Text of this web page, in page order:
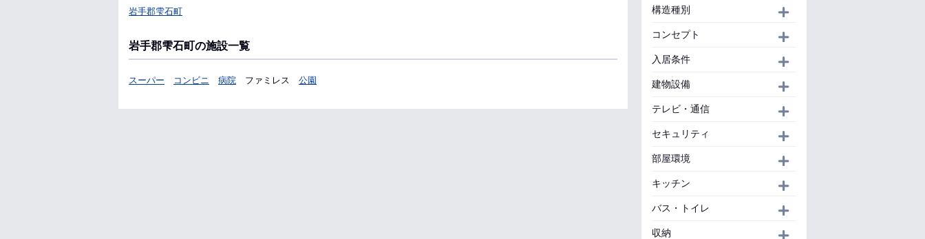
岩手郡雫石町
岩手郡雫石町の施設一覧
スーパー コンビニ 病院 ファミレス 公園
構造種別
コンセプト
入居条件
建物設備
テレビ・通信
セキュリティ
部屋環境
キッチン
バス・トイレ
収納